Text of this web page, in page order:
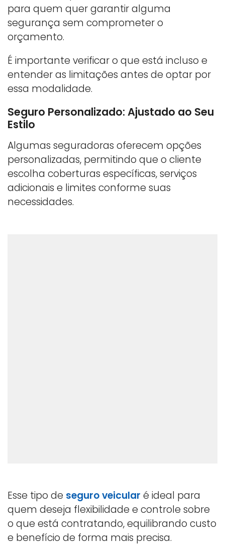
para quem quer garantir alguma
segurança sem comprometer o
orçamento.
É importante verificar o que está incluso e
entender as limitações antes de optar por
essa modalidade.
Seguro Personalizado: Ajustado ao Seu
Estilo
Algumas seguradoras oferecem opções
personalizadas, permitindo que o cliente
escolha coberturas específicas, serviços
adicionais e limites conforme suas
necessidades.
Esse tipo de seguro veicular é ideal para
quem deseja flexibilidade e controle sobre
o que está contratando, equilibrando custo
e benefício de forma mais precisa.